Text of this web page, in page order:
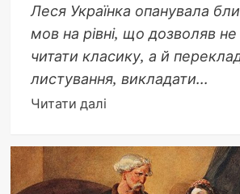
Леся Українка опанувала
мов на рівні, що дозволяв
читати класику, а й
листування, викладати...
Читати даліДокладніше
Скільки
мов
знала